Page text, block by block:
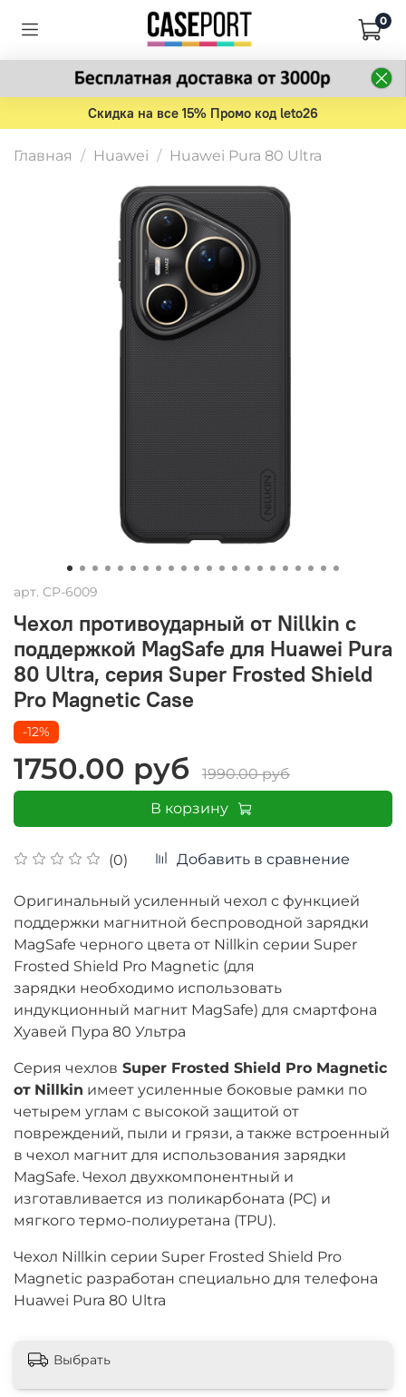
0
Скидка на все 15% Промо код leto26
Главная Huawei Huawei Pura 80 Ultra
арт. CP-6009
Чехол противоударный от Nillkin c
поддержкой MagSafe для Huawei Pura
80 Ultra, серия Super Frosted Shield
Pro Magnetic Case
(0) Добавить в сравнение
-12%
1750.00 руб
1990.00 руб
В корзину
Оригинальный усиленный чехол с функцией
поддержки магнитной беспроводной зарядки
MagSafe черного цвета от Nillkin серии Super
Frosted Shield Pro Magnetic (для
зарядки необходимо использовать
индукционный магнит MagSafe) для смартфона
Хуавей Пура 80 Ультра
Cерия чехлов Super Frosted Shield Pro Magnetic
от Nillkin имеет усиленные боковые рамки по
четырем углам с высокой защитой от
повреждений, пыли и грязи, а также встроенный
в чехол магнит для использования зарядки
MagSafe. Чехол двухкомпонентный и
изготавливается из поликарбоната (PC) и
мягкого термо-полиуретана (TPU).
Чехол Nillkin серии Super Frosted Shield Pro
Magnetic разработан специально для телефона
Huawei Pura 80 Ultra
Выбрать